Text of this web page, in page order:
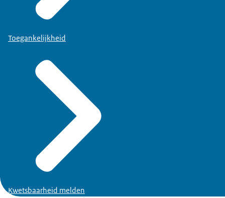
Toegankelijkheid
Kwetsbaarheid melden